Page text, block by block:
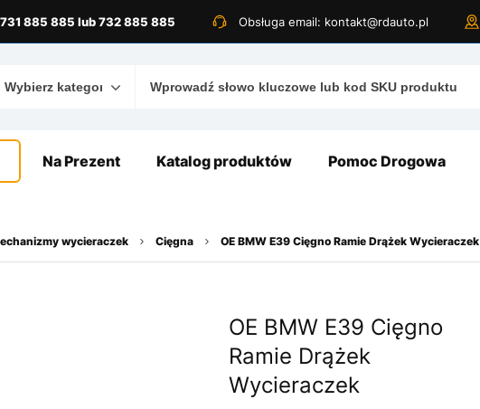
885 885 lub 732 885 885 Obsługa email: kontakt@rdauto.pl
Na Prezent Katalog produktów Pomoc Drogowa
wycieraczek Cięgna OE BMW E39 Cięgno Ramie Drążek Wycieraczek
OE BMW E39 Cięgno
Ramie Drążek
Wycieraczek